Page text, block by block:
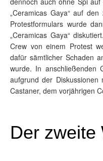
„Ceramicas Gaya“ auf
Protestformulars wurde
„Ceramicas Gaya“
Crew von einem Protest
dafür sämtlicher Schaden
wurde. In anschließenden
aufgrund der
Castaner, dem vorjährigen
Der zweite